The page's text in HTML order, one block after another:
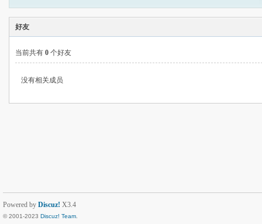
好友
当前共有 0 个好友
没有相关成员
Powered by Discuz! X3.4
© 2001-2023 Discuz! Team